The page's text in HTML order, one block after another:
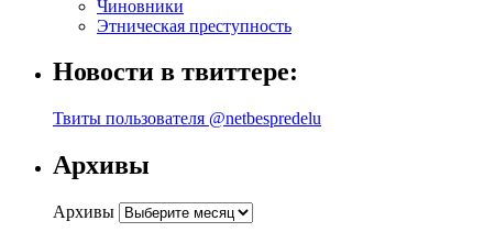
Чиновники
Этническая преступность
Новости в твиттере:
Твиты пользователя @netbespredelu
Архивы
Архивы